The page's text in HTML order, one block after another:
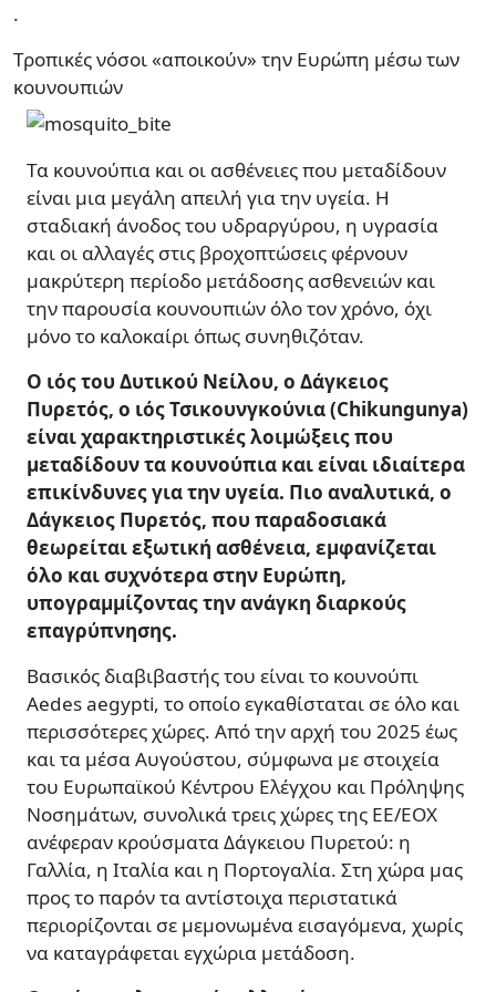
.
Τροπικές νόσοι «αποικούν» την Ευρώπη μέσω των
κουνουπιών
Τα κουνούπια και οι ασθένειες που μεταδίδουν
είναι μια μεγάλη απειλή για την υγεία. Η
σταδιακή άνοδος του υδραργύρου, η υγρασία
και οι αλλαγές στις βροχοπτώσεις φέρνουν
μακρύτερη περίοδο μετάδοσης ασθενειών και
την παρουσία κουνουπιών όλο τον χρόνο, όχι
μόνο το καλοκαίρι όπως συνηθιζόταν.
Ο ιός του Δυτικού Νείλου, ο Δάγκειος
Πυρετός, ο ιός Τσικουνγκούνια (Chikungunya)
είναι χαρακτηριστικές λοιμώξεις που
μεταδίδουν τα κουνούπια και είναι ιδιαίτερα
επικίνδυνες για την υγεία. Πιο αναλυτικά, ο
Δάγκειος Πυρετός, που παραδοσιακά
θεωρείται εξωτική ασθένεια, εμφανίζεται
όλο και συχνότερα στην Ευρώπη,
υπογραμμίζοντας την ανάγκη διαρκούς
επαγρύπνησης.
Βασικός διαβιβαστής του είναι το κουνούπι
Aedes aegypti, το οποίο εγκαθίσταται σε όλο και
περισσότερες χώρες. Από την αρχή του 2025 έως
και τα μέσα Αυγούστου, σύμφωνα με στοιχεία
του Ευρωπαϊκού Κέντρου Ελέγχου και Πρόληψης
Νοσημάτων, συνολικά τρεις χώρες της ΕΕ/ΕΟΧ
ανέφεραν κρούσματα Δάγκειου Πυρετού: η
Γαλλία, η Ιταλία και η Πορτογαλία. Στη χώρα μας
προς το παρόν τα αντίστοιχα περιστατικά
περιορίζονται σε μεμονωμένα εισαγόμενα, χωρίς
να καταγράφεται εγχώρια μετάδοση.